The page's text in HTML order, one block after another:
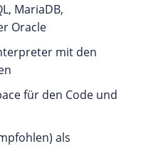
MariaDB,
Oracle
mit den
für den Code und
als